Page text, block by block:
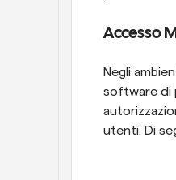
Accesso
Negli
software di
utenti. Di